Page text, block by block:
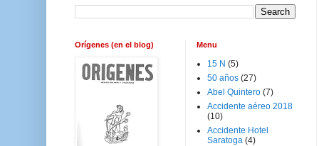
Orígenes (en el blog) Menu
15 N (5)
50 años (27)
Abel Quintero (7)
Accidente aéreo 2018
(10)
Accidente Hotel
Saratoga (4)